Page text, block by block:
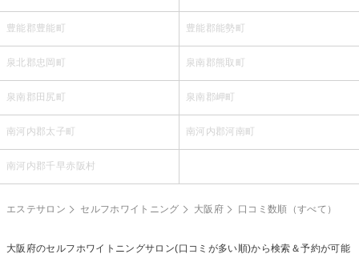
豊能郡豊能町 豊能郡能勢町
泉北郡忠岡町 泉南郡熊取町
泉南郡田尻町 泉南郡岬町
南河内郡太子町 南河内郡河南町
南河内郡千早赤阪村
エステサロン セルフホワイトニング 大阪府 口コミ数順（すべて）
大阪府のセルフホワイトニングサロン(口コミが多い順)から検索＆予約が可能